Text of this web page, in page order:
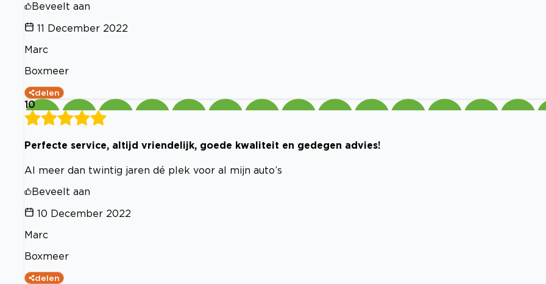
Beveelt aan
11 December 2022
Marc
Boxmeer
delen
10
Perfecte service, altijd vriendelijk, goede kwaliteit en gedegen advies!
Al meer dan twintig jaren dé plek voor al mijn auto’s
Beveelt aan
10 December 2022
Marc
Boxmeer
delen